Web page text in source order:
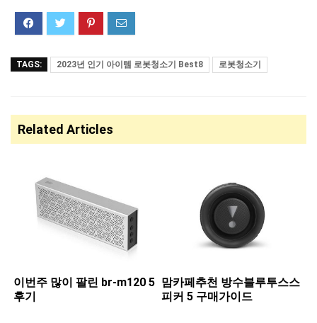
TAGS: 2023년 인기 아이템 로봇청소기 Best8 로봇청소기
Related Articles
이번주 많이 팔린 ​br-m120 5
후기
맘카페추천 ​방수블루투스스
피커 5 구매가이드